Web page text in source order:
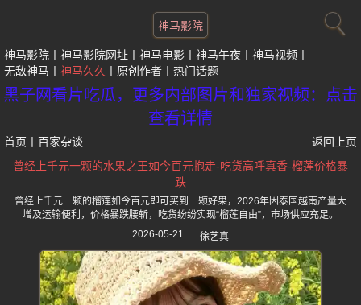
神马影院
神马影院 神马影院网址 神马电影 神马午夜
神马视频
无敌神马
神马久久 原创作者 热门话题
黑子网看片吃瓜，更多内部图片和独家视频：点击
查看详情
首页 百家杂谈
返回上页
曾经上千元一颗的水果之王如今百元抱走-吃货高呼真香-榴莲价格暴
跌
曾经上千元一颗的榴莲如今百元即可买到一颗好果，2026年因泰国越南产量大
增及运输便利，价格暴跌腰斩，吃货纷纷实现“榴莲自由”，市场供应充足。
2026-05-21
徐艺真